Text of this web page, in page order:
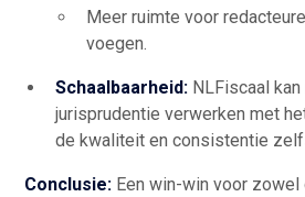
Meer ruimte voor
voegen.
Schaalbaarheid: NLFiscaal
jurisprudentie verwerken met
de kwaliteit en consistentie
Conclusie: Een win-win voor